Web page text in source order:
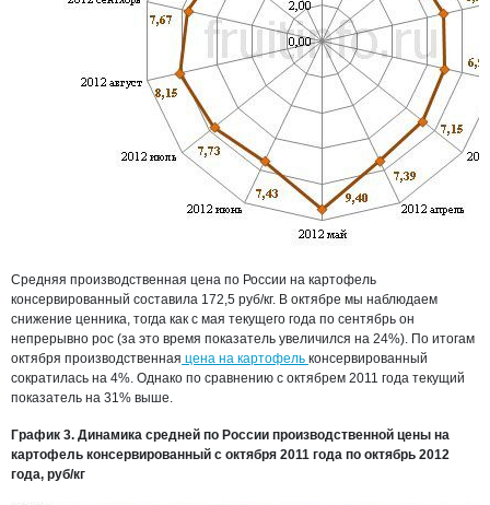
Средняя производственная цена по России на картофель
консервированный составила 172,5 руб/кг. В октябре мы наблюдаем
снижение ценника, тогда как с мая текущего года по сентябрь он
непрерывно рос (за это время показатель увеличился на 24%). По итогам
октября производственная цена на картофель консервированный
сократилась на 4%. Однако по сравнению с октябрем 2011 года текущий
показатель на 31% выше.
График 3. Динамика средней по России производственной цены на
картофель консервированный с октября 2011 года по октябрь 2012
года, руб/кг